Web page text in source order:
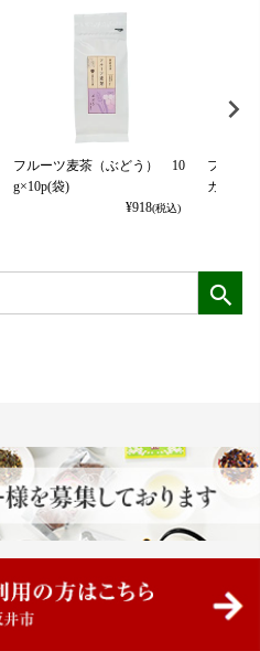
フルーツ麦茶（ぶどう） 10
g×10p(袋)
¥918(税込)
フルー
カット